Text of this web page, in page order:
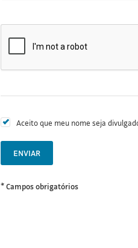
Aceito que meu nome seja
ENVIAR
* Campos obrigatórios